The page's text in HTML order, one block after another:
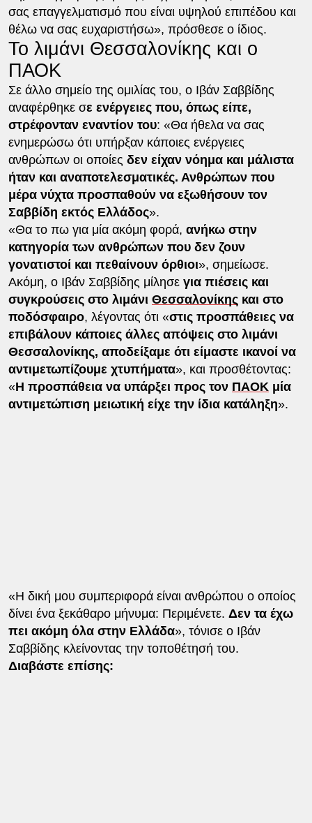
σας επαγγελματισμό που είναι υψηλού επιπέδου και
θέλω να σας ευχαριστήσω», πρόσθεσε ο ίδιος.
Το λιμάνι Θεσσαλονίκης και ο
ΠΑΟΚ
Σε άλλο σημείο της ομιλίας του, ο Ιβάν Σαββίδης
αναφέρθηκε σε ενέργειες που, όπως είπε,
στρέφονταν εναντίον του: «Θα ήθελα να σας
ενημερώσω ότι υπήρξαν κάποιες ενέργειες
ανθρώπων οι οποίες δεν είχαν νόημα και μάλιστα
ήταν και αναποτελεσματικές. Ανθρώπων που
μέρα νύχτα προσπαθούν να εξωθήσουν τον
Σαββίδη εκτός Ελλάδος».
«Θα το πω για μία ακόμη φορά, ανήκω στην
κατηγορία των ανθρώπων που δεν ζουν
γονατιστοί και πεθαίνουν όρθιοι», σημείωσε.
Ακόμη, ο Ιβάν Σαββίδης μίλησε για πιέσεις και
συγκρούσεις στο λιμάνι Θεσσαλονίκηςκαι στο
ποδόσφαιρο, λέγοντας ότι «στις προσπάθειες να
επιβάλουν κάποιες άλλες απόψεις στο λιμάνι
Θεσσαλονίκης, αποδείξαμε ότι είμαστε ικανοί να
αντιμετωπίζουμε χτυπήματα», και προσθέτοντας:
«Η προσπάθεια να υπάρξει προς τον ΠΑΟΚ μία
αντιμετώπιση μειωτική είχε την ίδια κατάληξη».
«Η δική μου συμπεριφορά είναι ανθρώπου ο οποίος
δίνει ένα ξεκάθαρο μήνυμα: Περιμένετε. Δεν τα έχω
πει ακόμη όλα στην Ελλάδα», τόνισε ο Ιβάν
Σαββίδης κλείνοντας την τοποθέτησή του.
Διαβάστε επίσης: